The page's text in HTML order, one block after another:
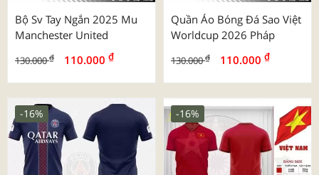
Bộ Sv Tay Ngắn 2025 Mu
Manchester United
130.000₫ 110.000 ₫
Quần Áo Bóng Đá Sao Việt
Worldcup 2026 Pháp
130.000₫ 110.000 ₫
-16% -16%